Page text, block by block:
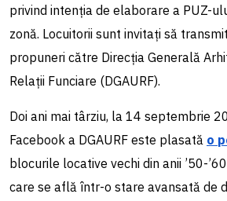
privind intenția de elaborare a PUZ-
zonă. Locuitorii sunt invitați să
propuneri către Direcția Generală
Relații Funciare (DGAURF).
Doi ani mai târziu, la 14 septembrie
Facebook a DGAURF este plasată o
blocurile locative vechi din anii ’50-
care se află într-o stare avansată de